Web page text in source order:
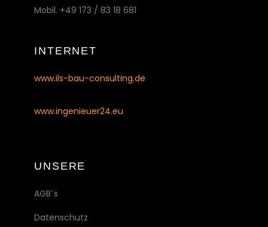
Mobil. +49 173 / 83 18 681
INTERNET
www.ils-bau-consulting.de
www.ingenieuer24.eu
UNSERE
AGB´s
Datenschutz